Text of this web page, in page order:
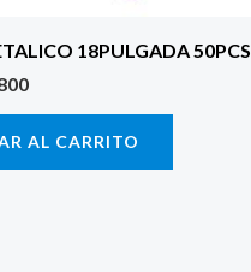
18PULGADA 50PCS
AL CARRITO